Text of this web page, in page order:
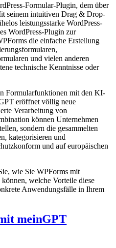
Formular-Plugin, dem über
seinem intuitiven Drag & Drop-
leistungsstarke WordPress-
WordPress-Plugin zur
die einfache Erstellung
und vielen anderen
technische Kenntnisse oder
Formularfunktionen mit den KI-
eröffnet völlig neue
Verarbeitung von
können Unternehmen
sondern die gesammelten
kategorisieren und
und auf europäischen
wie Sie WPForms mit
welche Vorteile diese
Anwendungsfälle in Ihrem
meinGPT